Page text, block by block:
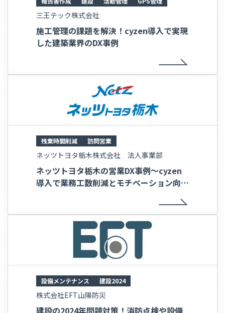
三王テック株式会社
施工管理の課題を解決！cyzen導入で実現
した建築業界のDX事例
残業時間削減 訪問営業
ネッツトヨタ栃木株式会社 法人事業部
ネッツトヨタ栃木の営業DX事例～cyzen
導入で業務工数削減とモチベーション向上
設備メンテナンス 建設2024
株式会社EFT山陽防災
建設の2024年問題対策！消防点検や設備